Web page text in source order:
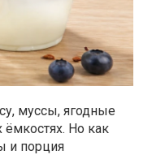
муссы, ягодные
Но как
и порция